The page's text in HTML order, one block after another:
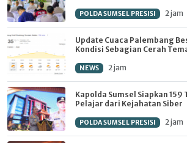
POLDA SUMSEL PRESISI 2 jam
Update Cuaca Palembang
Kondisi Sebagian Cerah
NEWS 2 jam
Kapolda Sumsel Siapkan
Pelajar dari Kejahatan Siber
POLDA SUMSEL PRESISI 2 jam